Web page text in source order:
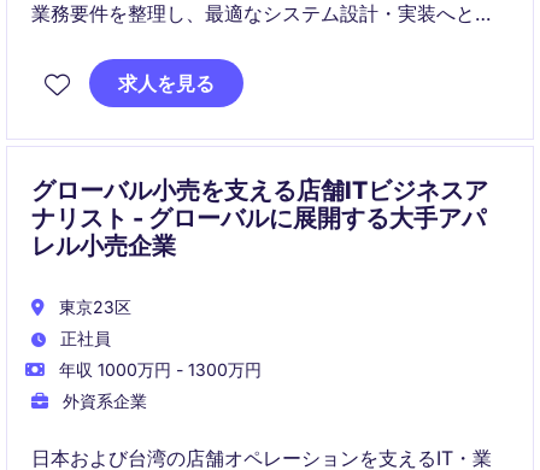
業務要件を整理し、最適なシステム設計・実装へと導
継続的な改善と効率化を推進します。
求人を見る
グローバル小売を支える店舗ITビジネスア
ナリスト - グローバルに展開する大手アパ
レル小売企業
東京23区
正社員
年収 1000万円 - 1300万円
外資系企業
日本および台湾の店舗オペレーションを支えるIT・業